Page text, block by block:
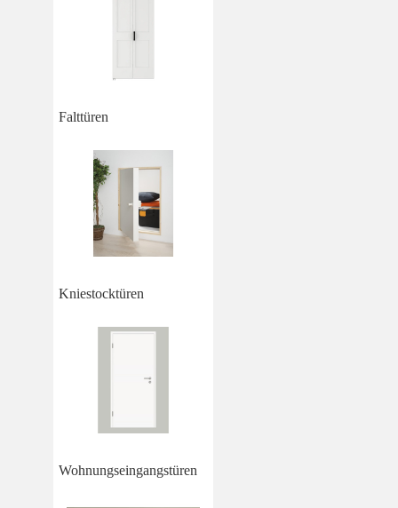
Falttüren
Kniestocktüren
Wohnungseingangstüren